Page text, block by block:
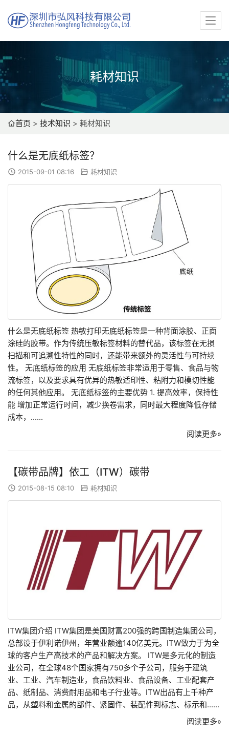
耗材知识
首页 > 技术知识 > 耗材知识
什么是无底纸标签？
2015-09-01 08:16 耗材知识
什么是无底纸标签 热敏打印无底纸标签是一种背面涂胶、正面
涂硅的胶带。作为传统压敏标签材料的替代品，该标签在无损
扫描和可追溯性特性的同时，还能带来额外的灵活性与可持续
性。 无底纸标签的应用 无底纸标签非常适用于零售、食品与物
流标签，以及要求具有优异的热敏适印性、粘附力和模切性能
的任何其他应用。 无底纸标签的主要优势 1. 提高效率，保持性
能 增加正常运行时间，减少换卷需求，同时最大程度降低存储
成本，......
阅读更多»
【碳带品牌】依工（ITW）碳带
2015-08-15 08:10 耗材知识
ITW集团介绍 ITW集团是美国财富200强的跨国制造集团公司，
总部设于伊利诺伊州，年营业额逾140亿美元。ITW致力于为全
球的客户生产高技术的产品和解决方案。 ITW是多元化的制造
业公司，在全球48个国家拥有750多个子公司，服务于建筑
业、工业、汽车制造业，食品饮料业、食品设备、工业配套产
品、纸制品、消费耐用品和电子行业等。ITW出品有上千种产
品，从塑料和金属的部件、紧固件、装配件到标志、标示和......
阅读更多»